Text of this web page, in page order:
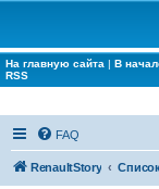
На главную сайта | В
RSS
FAQ
RenaultStory